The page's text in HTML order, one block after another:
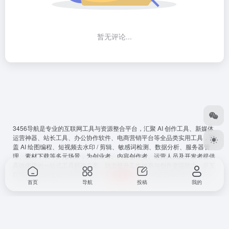
暂无评论...
3456导航是专业的互联网工具与资源整合平台，汇聚 AI 创作工具、新媒体
运营神器、站长工具、办公协作软件、电商营销平台等全品类实用工具，覆
盖 AI 绘图编程、短视频去水印 / 剪辑、敏感词检测、数据分析、服务器管
理、素材下载等多元场景，为创业者、内容创作者、运营人员及开发者提供
高效便捷的一站式工具解决方案，助力提升工作效率与创作变现能力，是互
联网从必备的宝藏工具导航平台。
：鲁ICP备2024128794号-4
首页 导航 投稿 我的